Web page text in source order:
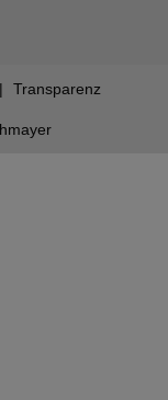
Transparenz